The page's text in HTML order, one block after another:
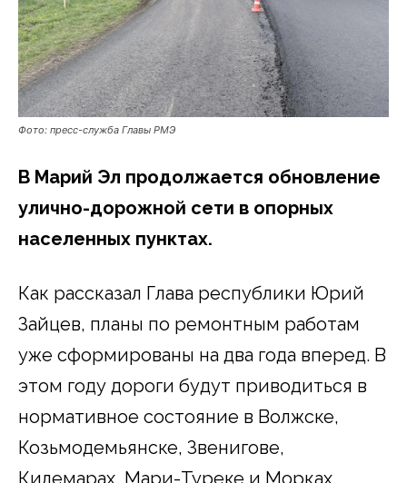
Фото: пресс-служба Главы РМЭ
В Марий Эл продолжается обновление
улично-дорожной сети в опорных
населенных пунктах.
Как рассказал Глава республики Юрий
Зайцев, планы по ремонтным работам
уже сформированы на два года вперед. В
этом году дороги будут приводиться в
нормативное состояние в Волжске,
Козьмодемьянске, Звенигове,
Килемарах, Мари-Туреке и Морках.